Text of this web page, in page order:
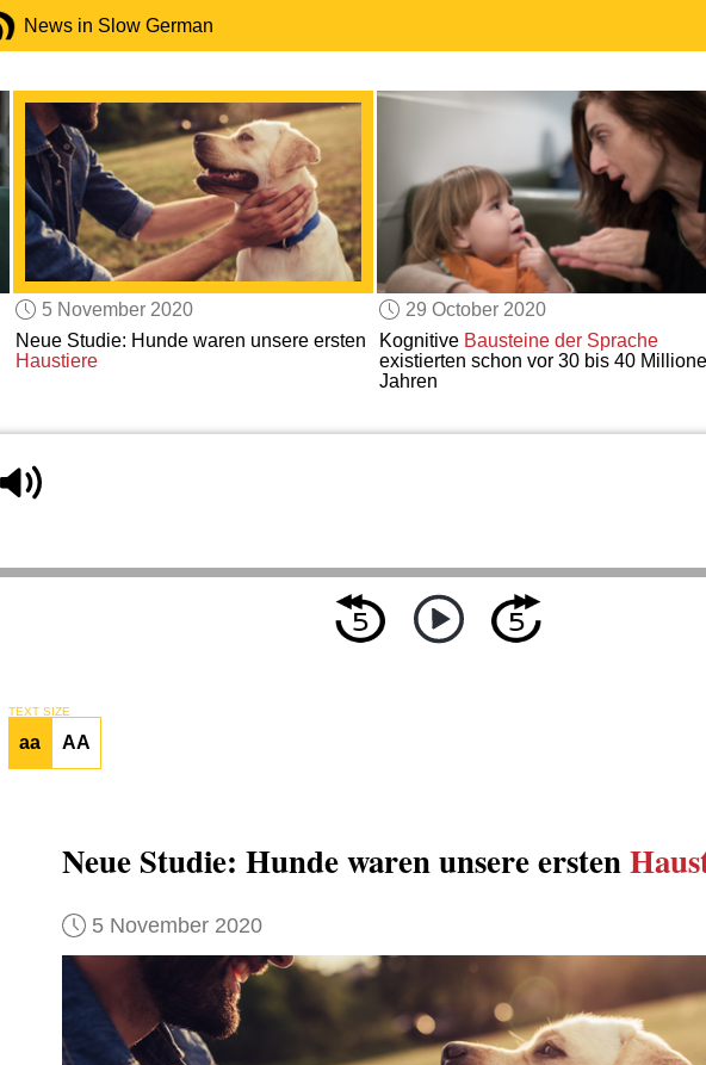
News in Slow German
5 November 2020
Neue Studie: Hunde waren unsere ersten
Haustiere
29 October 2020
Kognitive Bausteine der Sprache
existierten schon vor 30 bis 40
Jahren
TEXT SIZE
aa AA
Neue Studie: Hunde waren unsere ersten
5 November 2020